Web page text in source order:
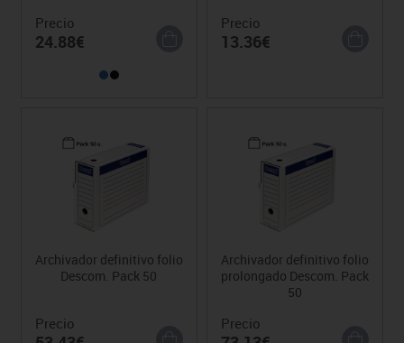
Precio
24.88€
Precio
13.36€
Archivador definitivo folio
Descom. Pack 50
Precio
Archivador definitivo folio
prolongado Descom. Pack
50
Precio